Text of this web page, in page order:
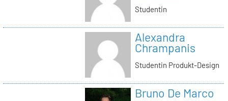
Studentin
Alexandra
Chrampanis
Studentin Produkt-Design
Bruno De Marco